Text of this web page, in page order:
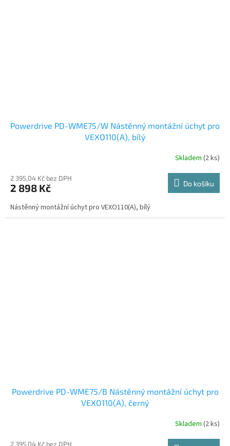
Powerdrive PD-WME75/W Nástěnný montážní úchyt pro
VEXO110(A), bílý
Skladem (2 ks)
2 395,04 Kč bez DPH
2 898 Kč Do košíku
Nástěnný montážní úchyt pro VEXO110(A), bílý
Powerdrive PD-WME75/B Nástěnný montážní úchyt pro
VEXO110(A), černý
Skladem (2 ks)
2 395,04 Kč bez DPH